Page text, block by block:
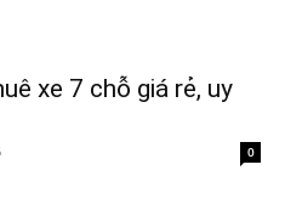
xe 7 chỗ giá rẻ, uy
0